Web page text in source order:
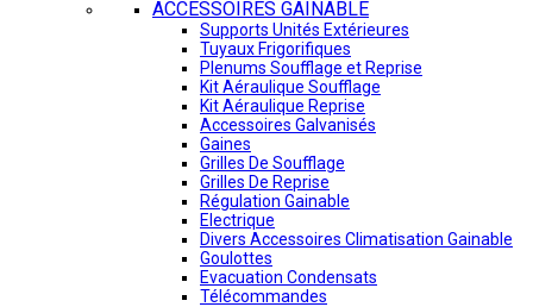
ACCESSOIRES GAINABLE
Supports Unités Extérieures
Tuyaux Frigorifiques
Plenums Soufflage et Reprise
Kit Aéraulique Soufflage
Kit Aéraulique Reprise
Accessoires Galvanisés
Gaines
Grilles De Soufflage
Grilles De Reprise
Régulation Gainable
Electrique
Divers Accessoires Climatisation Gainable
Goulottes
Evacuation Condensats
Télécommandes